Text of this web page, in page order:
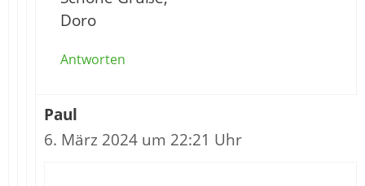
Doro
Antworten
Paul
6. März 2024 um 22:21 Uhr